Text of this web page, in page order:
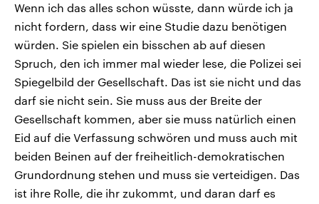
Wenn ich das alles schon wüsste, dann würde ich ja
nicht fordern, dass wir eine Studie dazu benötigen
würden. Sie spielen ein bisschen ab auf diesen
Spruch, den ich immer mal wieder lese, die Polizei sei
Spiegelbild der Gesellschaft. Das ist sie nicht und das
darf sie nicht sein. Sie muss aus der Breite der
Gesellschaft kommen, aber sie muss natürlich einen
Eid auf die Verfassung schwören und muss auch mit
beiden Beinen auf der freiheitlich-demokratischen
Grundordnung stehen und muss sie verteidigen. Das
ist ihre Rolle, die ihr zukommt, und daran darf es